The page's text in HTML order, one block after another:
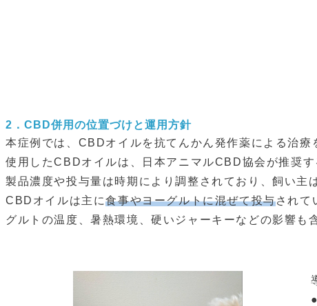
2． CBD併用の位置づけと運用方針
本症例では、CBDオイルを抗てんかん発作薬による治
使用したCBDオイルは、日本アニマルCBD協会が推奨す
製品濃度や投与量は時期により調整されており、飼い主
CBDオイルは主に食事やヨーグルトに混ぜて投与されて
グルトの温度、暑熱環境、硬いジャーキーなどの影響も